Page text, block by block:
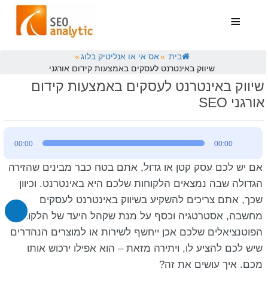
השבת את ההבזקים
title סמן כותרות
remove_circle_outline הקטנת גופן
הגדלת גופן
גופן קריא
brightness_high ניגודיות בהירה
brightness_low ניגודיות כהה
הוסף קו תחתון לקישורים
סמן קישורים
≡
בית »אס אי או אנליטיק בלוג»
שיווק באינטרנט לעסקים באמצעות קידום אורגני
שיווק באינטרנט לעסקים באמצעות קידום
אורגני ‏SEO
00:00
00:00
אם יש לכם עסק קטן או גדול, אתם בטח כבר מבינים שהזירה
הגדולה שבה נמצאים הלקוחות שלכם היא באינטרנט. וכיוון
שכך, אתם צריכים להשקיע בשיווק באינטרנט לעסקים
מחשבה, אסטרטגיה וכסף על מנת שקהל היעד של הלקוחות
הפוטנציאלים שלכם אכן ייחשף לשירות או למוצרים הנהדרים
שיש לכם להציע לו, ויתירה מזאת – הוא אפילו ירכוש אותו
מכם. איך עושים את זה?